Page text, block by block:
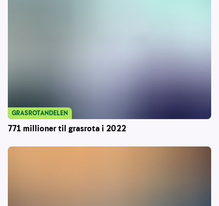
771 millioner til grasrota i 2022
GRASROTANDELEN